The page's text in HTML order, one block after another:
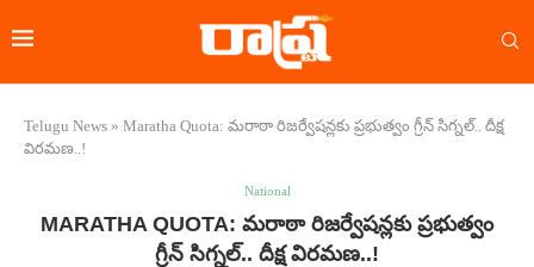
Telugu News » Maratha Quota: మరాఠా రిజర్వేషన్లకు ప్రభుత్వం గ్రీన్‌ సిగ్నల్‌.. దీక్ష
విరమణ..!
National
MARATHA QUOTA: మరాఠా రిజర్వేషన్లకు ప్రభుత్వం
గ్రీన్‌ సిగ్నల్‌.. దీక్ష విరమణ..!